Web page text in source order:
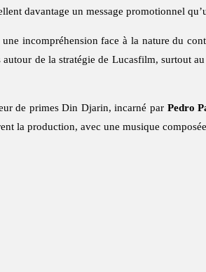
davantage un message promotionnel
incompréhension face à la nature du
de la stratégie de Lucasfilm, surtout
de primes Din Djarin, incarné par Pedro
la production, avec une musique